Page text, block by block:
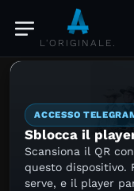
L'ORIGINALE.
ACCESSO
Sblocca il
Scansiona il QR
questo dispositivo.
serve, e il player